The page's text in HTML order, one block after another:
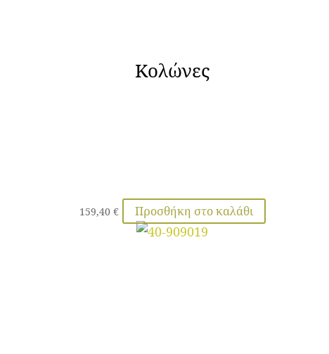
Κολώνες
159,40 € Προσθήκη στο καλάθι